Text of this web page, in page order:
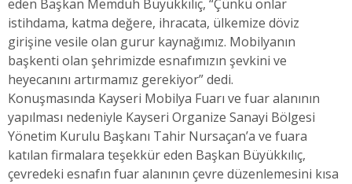
eden Başkan Memduh Büyükkılıç, “Çünkü onlar
istihdama, katma değere, ihracata, ülkemize döviz
girişine vesile olan gurur kaynağımız. Mobilyanın
başkenti olan şehrimizde esnafımızın şevkini ve
heyecanını artırmamız gerekiyor” dedi.
Konuşmasında Kayseri Mobilya Fuarı ve fuar alanının
yapılması nedeniyle Kayseri Organize Sanayi Bölgesi
Yönetim Kurulu Başkanı Tahir Nursaçan’a ve fuara
katılan firmalara teşekkür eden Başkan Büyükkılıç,
çevredeki esnafın fuar alanının çevre düzenlemesini kısa